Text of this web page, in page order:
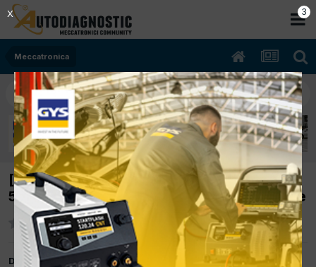
Meccatronica
[fiat nuova 500 04/2007 1300cc 169a100
55Kw Diesel] partenza a freddo non regolare
Da diliberto giuseppe
2
X